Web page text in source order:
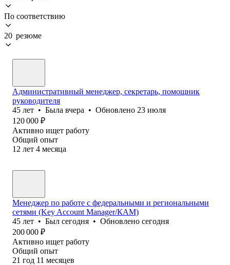
По соответствию
20 резюме
Административный менеджер, секретарь, помощник
руководителя
45 лет • Была вчера • Обновлено 23 июля
120 000 ₽
Активно ищет работу
Общий опыт
12 лет 4 месяца
Менеджер по работе с федеральными и региональными
сетями (Key Account Manager/КАМ)
45 лет • Был сегодня • Обновлено сегодня
200 000 ₽
Активно ищет работу
Общий опыт
21 год 11 месяцев